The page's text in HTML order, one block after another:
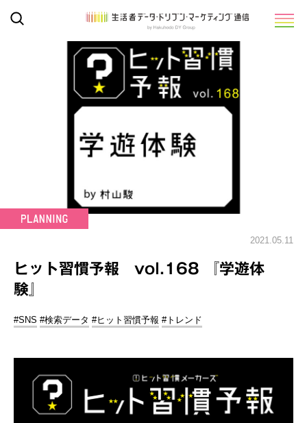
2021.05.11
ヒット習慣予報 vol.168 『学遊体
験』
#SNS #検索データ #ヒット習慣予報 #トレンド